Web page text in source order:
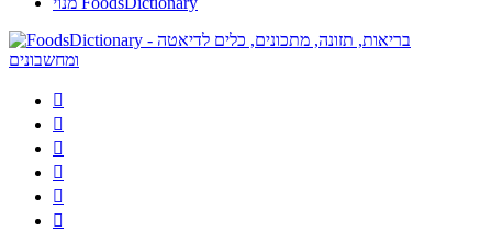





